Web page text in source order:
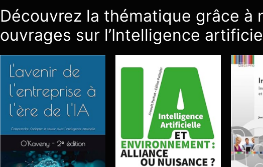
Découvrez la thématique grâce à
ouvrages sur l’Intelligence